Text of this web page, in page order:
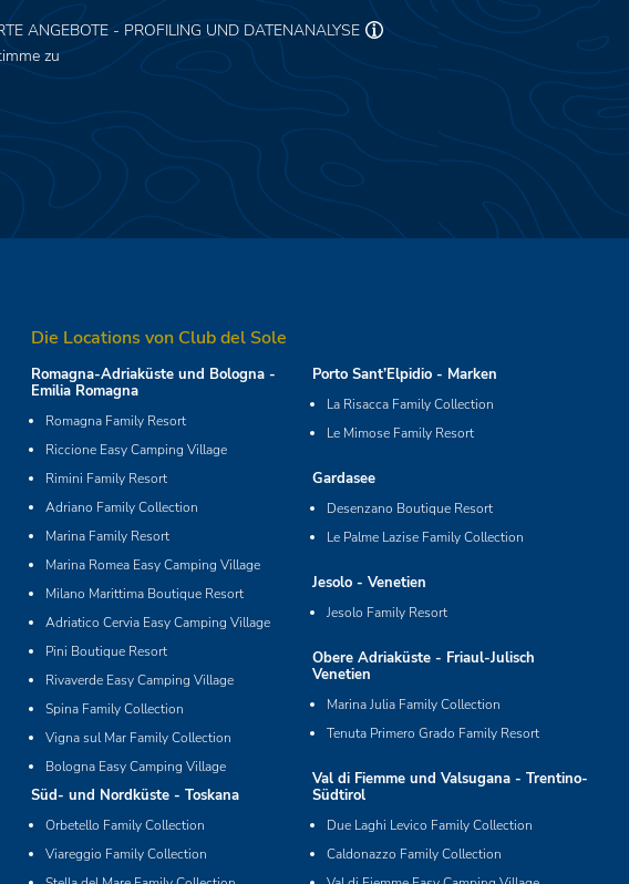
ANGEBOTE - PROFILING UND DATENANALYSE
zu
Die Locations von Club del Sole
Romagna-Adriaküste und Bologna -
Emilia Romagna
Romagna Family Resort
Riccione Easy Camping Village
Rimini Family Resort
Adriano Family Collection
Marina Family Resort
Marina Romea Easy Camping Village
Milano Marittima Boutique Resort
Adriatico Cervia Easy Camping Village
Pini Boutique Resort
Rivaverde Easy Camping Village
Spina Family Collection
Vigna sul Mar Family Collection
Bologna Easy Camping Village
Süd- und Nordküste - Toskana
Orbetello Family Collection
Viareggio Family Collection
Porto Sant’Elpidio - Marken
La Risacca Family Collection
Le Mimose Family Resort
Gardasee
Desenzano Boutique Resort
Le Palme Lazise Family Collection
Jesolo - Venetien
Jesolo Family Resort
Obere Adriaküste - Friaul-Julisch
Venetien
Marina Julia Family Collection
Tenuta Primero Grado Family Resort
Val di Fiemme und Valsugana - Trentino-
Südtirol
Due Laghi Levico Family Collection
Caldonazzo Family Collection